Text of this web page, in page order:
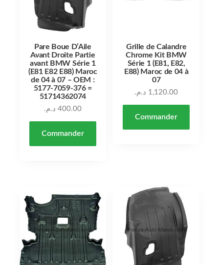
Pare Boue D’Aile
Avant Droite Partie
avant BMW Série 1
(E81 E82 E88) Maroc
de 04 à 07 – OEM :
5177-7059-376 =
51714362074
400.00 د.م.
Commander
Grille de Calandre
Chrome Kit BMW
Série 1 (E81, E82,
E88) Maroc de 04 à
07
1,120.00 د.م.
Commander